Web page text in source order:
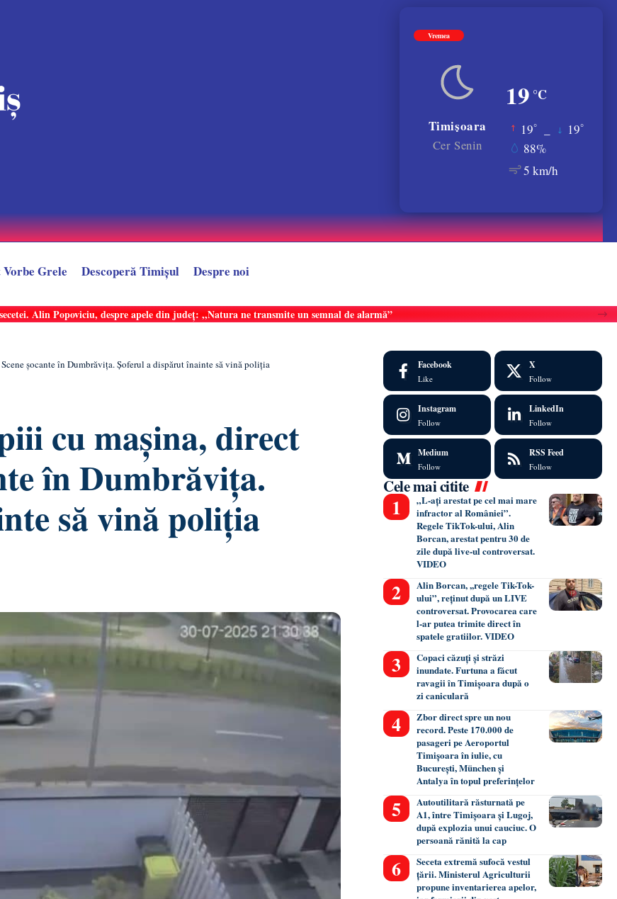
Vremea
19 °C
Timișoara
Cer Senin
19° 19°
88%
5 km/h
Vorbe Grele Descoperă Timișul Despre noi
Alin Popoviciu, despre apele din județ: ,,Natura ne transmite un semnal de alarmă”
șocante în Dumbrăvița. Șoferul a dispărut înainte să vină poliția
cu mașina, direct
în Dumbrăvița.
să vină poliția
Facebook
Like
X
Follow
Instagram
Follow
LinkedIn
Follow
Medium
Follow
RSS Feed
Follow
Cele mai citite
„L-ați arestat pe cel mai mare
infractor al României”.
Regele TikTok-ului, Alin
Borcan, arestat pentru 30 de
zile după live-ul controversat.
VIDEO
Alin Borcan, ,,regele Tik-Tok-
ului”, reținut după un LIVE
controversat. Provocarea care
l-ar putea trimite direct în
spatele gratiilor. VIDEO
Copaci căzuți și străzi
inundate. Furtuna a făcut
ravagii în Timișoara după o
zi caniculară
Zbor direct spre un nou
record. Peste 170.000 de
pasageri pe Aeroportul
Timișoara în iulie, cu
București, München și
Antalya în topul preferințelor
Autoutilitară răsturnată pe
A1, între Timișoara și Lugoj,
după explozia unui cauciuc. O
persoană rănită la cap
Seceta extremă sufocă vestul
țării. Ministerul Agriculturii
propune inventarierea apelor,